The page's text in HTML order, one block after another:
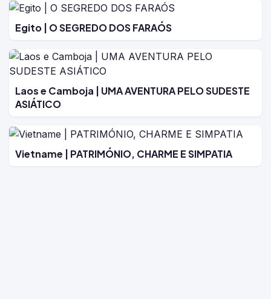
Egito | O SEGREDO DOS FARAÓS
Laos e Camboja | UMA AVENTURA PELO SUDESTE
ASIÁTICO
Vietname | PATRIMÓNIO, CHARME E SIMPATIA